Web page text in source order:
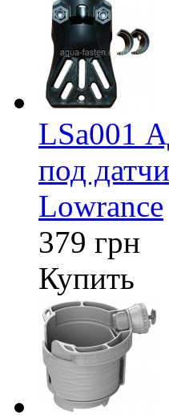
LSa001
под
Lowrance
379 грн
Купить